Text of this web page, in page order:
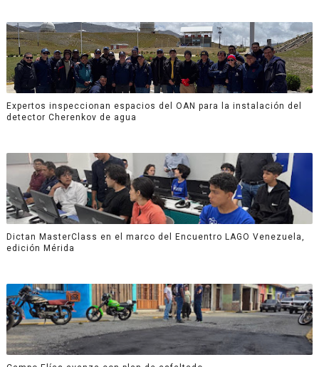
Expertos inspeccionan espacios del OAN para la instalación del
detector Cherenkov de agua
Dictan MasterClass en el marco del Encuentro LAGO Venezuela,
edición Mérida